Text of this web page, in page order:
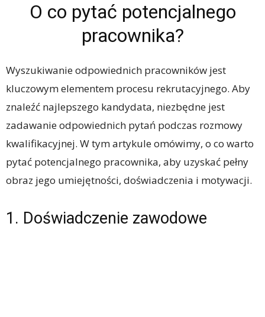
O co pytać potencjalnego
pracownika?
Wyszukiwanie odpowiednich pracowników jest
kluczowym elementem procesu rekrutacyjnego. Aby
znaleźć najlepszego kandydata, niezbędne jest
zadawanie odpowiednich pytań podczas rozmowy
kwalifikacyjnej. W tym artykule omówimy, o co warto
pytać potencjalnego pracownika, aby uzyskać pełny
obraz jego umiejętności, doświadczenia i motywacji.
1. Doświadczenie zawodowe